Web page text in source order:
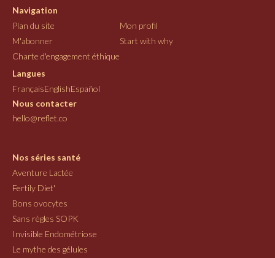
Navigation
Plan du site
Mon profil
M'abonner
Start with why
Charte d'engagement éthique
Langues
FrançaisEnglishEspañol
Nous contacter
hello@reflet.co
Nos séries santé
Aventure Lactée
Fertily Diet'
Bons ovocytes
Sans règles SOPK
Invisible Endométriose
Le mythe des gélules